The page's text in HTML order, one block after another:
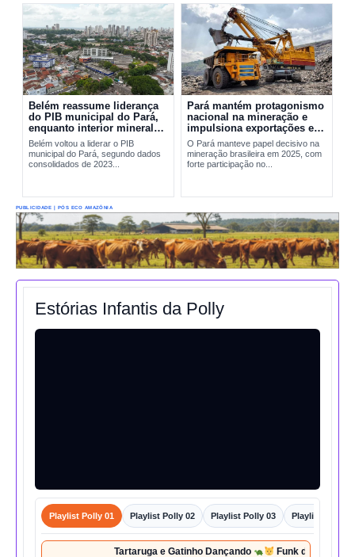
Belém reassume liderança
do PIB municipal do Pará,
enquanto interior mineral
mantém peso decisivo na
economia
Belém voltou a liderar o PIB
municipal do Pará, segundo dados
consolidados de 2023...
Pará mantém protagonismo
nacional na mineração e
impulsiona exportações em
2025
O Pará manteve papel decisivo na
mineração brasileira em 2025, com
forte participação no...
PUBLICIDADE | PÓS ECO AMAZÔNIA
Estórias Infantis da Polly
Playlist Polly 01 Playlist Polly 02 Playlist Polly 03 Playlist Polly
Tartaruga e Gatinho Dançando Funk dos